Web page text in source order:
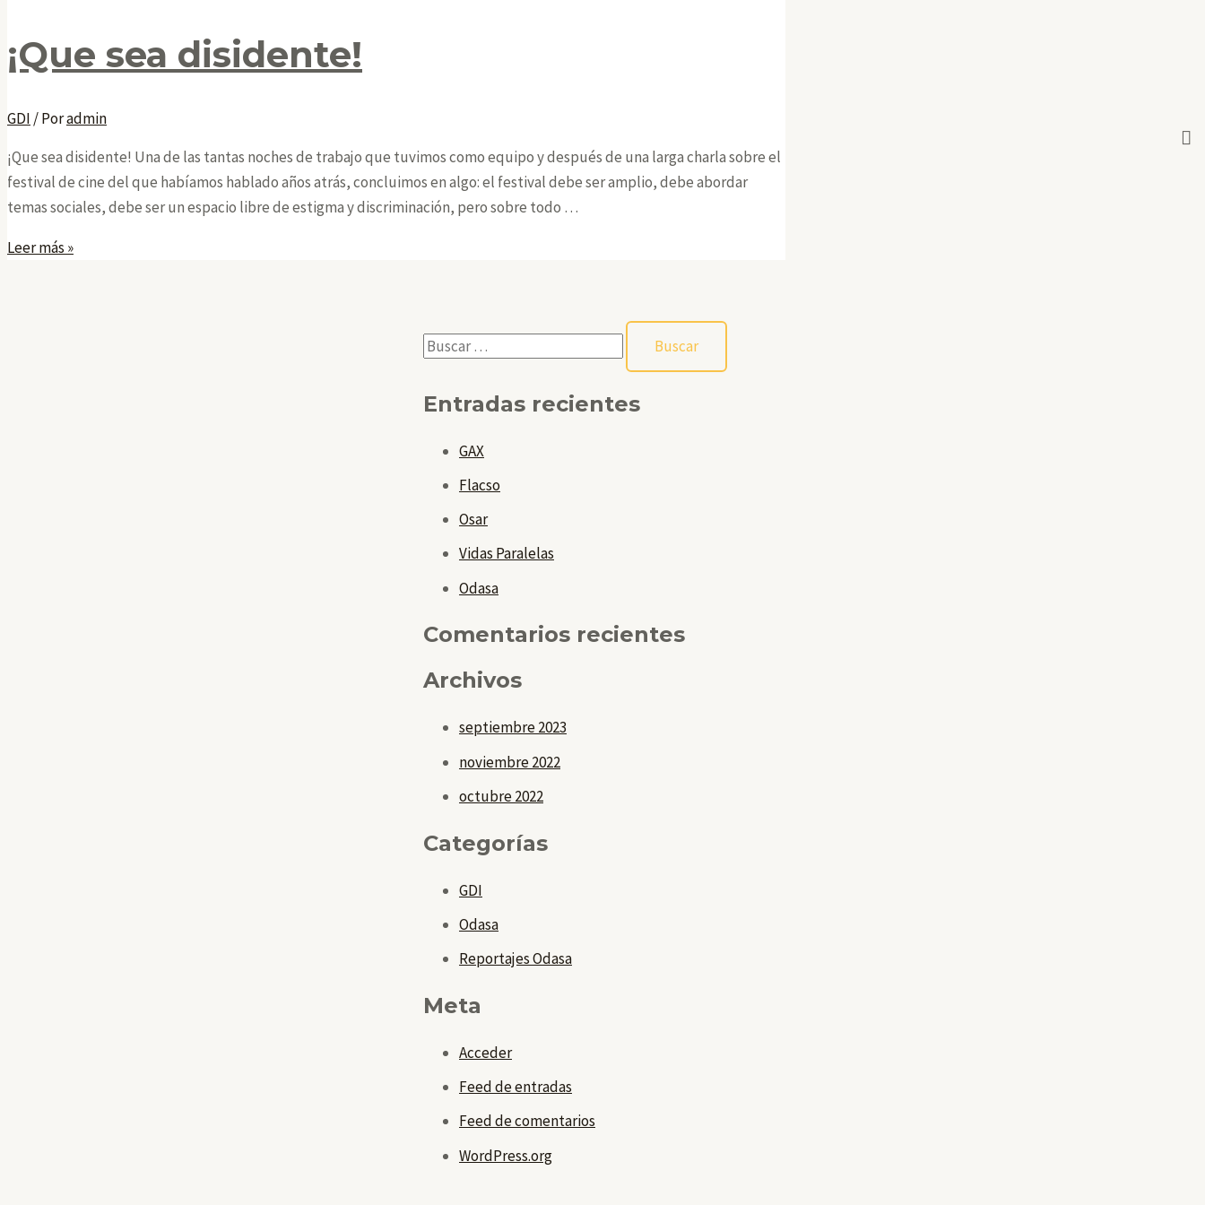
¡Que sea disidente!
GDI / Poradmin
¡Que sea disidente! Una de las tantas noches de trabajo que tuvimos como equipo y después de una larga charla sobre el
festival de cine del que habíamos hablado años atrás, concluimos en algo: el festival debe ser amplio, debe abordar
temas sociales, debe ser un espacio libre de estigma y discriminación, pero sobre todo …
¡Que
Leer más »
B
sEntradas recientes
GAX
Flacso
Osar
Vidas Paralelas
Odasa
Comentarios recientes
Archivos
septiembre 2023
noviembre 2022
octubre 2022
Categorías
GDI
Odasa
Reportajes Odasa
Meta
Acceder
Feed de entradas
Feed de comentarios
WordPress.org